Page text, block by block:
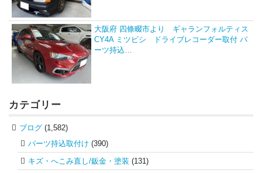
大阪府 四條畷市より ギャランフォルティス
CY4A ミツビシ ドライブレコーダー取付 パ
ーツ持込…
カテゴリー
ブログ (1,582)
パーツ持込取付け (390)
キズ・へこみ直し/鈑金・塗装 (131)